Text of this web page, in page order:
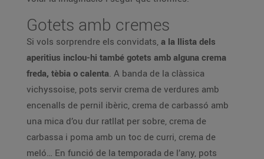
Gotets amb cremes
Si vols sorprendre els convidats, a la llista dels
aperitius inclou-hi també gotets amb alguna crema
freda, tèbia o calenta. A banda de la clàssica
vichyssoise, pots servir crema de verdures amb
encenalls de pernil ibèric, crema de carbassó amb
una mica d’ou dur ratllat per sobre, crema de
carbassa i poma amb un toc de curri, crema de
meló… En funció de la temporada de l’any, pots